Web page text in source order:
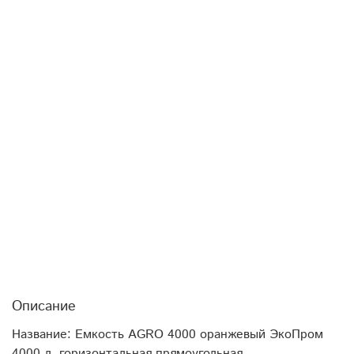
Описание
Название: Емкость AGRO 4000 оранжевый ЭкоПром